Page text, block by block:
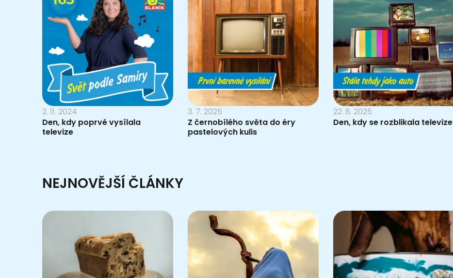
2. 11. 2024
Den, kdy poprvé vysílala
televize
3. 7. 2025
Z černobílého světa do éry
pastelových kulis
22. 8. 2025
Den, kdy se rozblikala televize
NEJNOVĚJŠÍ ČLÁNKY